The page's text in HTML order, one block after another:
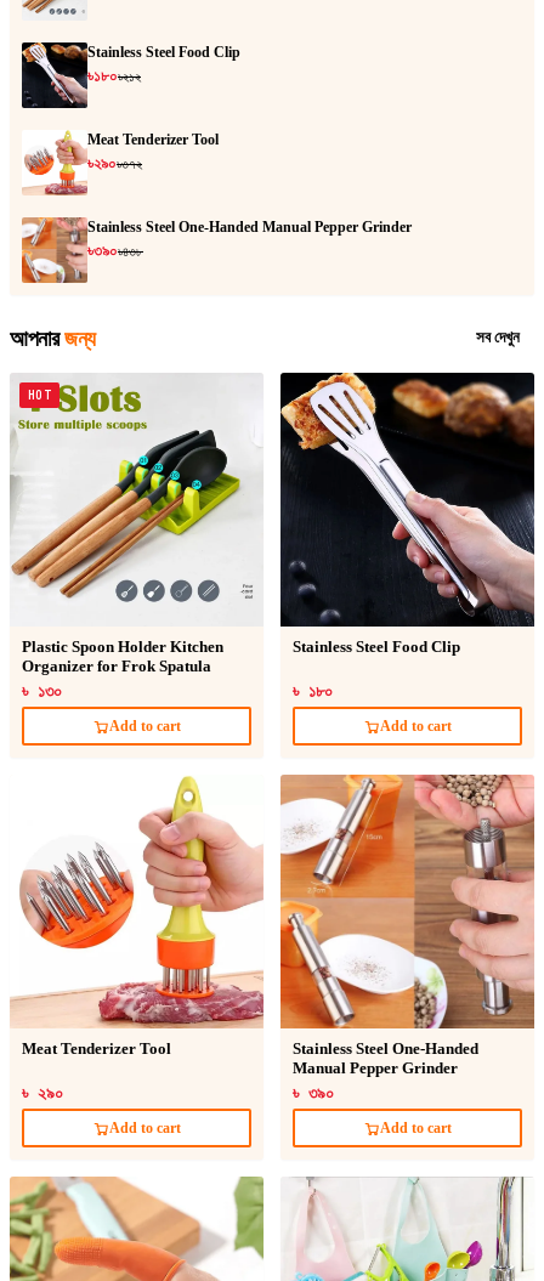
Stainless Steel Food Clip
৳১৮০৳২১২
Meat Tenderizer Tool
৳২৯০৳৩৭২
Stainless Steel One-Handed Manual Pepper Grinder
৳৩৯০৳৪৩৮
আপনার জন্য সব দেখুন
HOT
Plastic Spoon Holder Kitchen
Organizer for Frok Spatula
৳ ১৩০
Add to cart
Stainless Steel Food Clip
৳ ১৮০
Add to cart
Meat Tenderizer Tool
৳ ২৯০
Add to cart
Stainless Steel One-Handed
Manual Pepper Grinder
৳ ৩৯০
Add to cart